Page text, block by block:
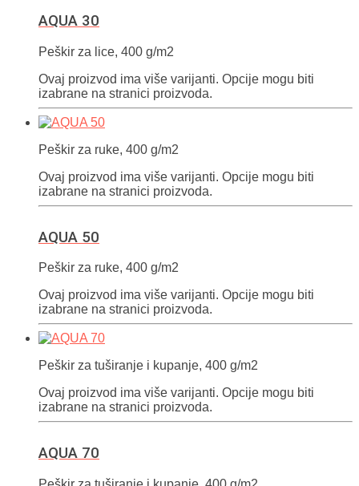
AQUA 30
Peškir za lice, 400 g/m2
Ovaj proizvod ima više varijanti. Opcije mogu biti
izabrane na stranici proizvoda.
Peškir za ruke, 400 g/m2
Ovaj proizvod ima više varijanti. Opcije mogu biti
izabrane na stranici proizvoda.
AQUA 50
Peškir za ruke, 400 g/m2
Ovaj proizvod ima više varijanti. Opcije mogu biti
izabrane na stranici proizvoda.
Peškir za tuširanje i kupanje, 400 g/m2
Ovaj proizvod ima više varijanti. Opcije mogu biti
izabrane na stranici proizvoda.
AQUA 70